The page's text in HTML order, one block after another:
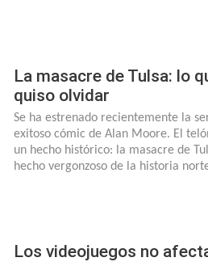
La masacre de Tulsa: lo
quiso olvidar
Se ha estrenado recientemente la
exitoso cómic de Alan Moore. El
un hecho histórico: la masacre de
hecho vergonzoso de la historia
Los videojuegos no